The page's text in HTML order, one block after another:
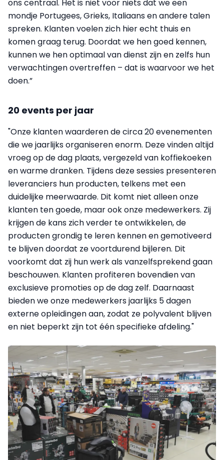
ons centraal. Het is niet voor niets dat we een
mondje Portugees, Grieks, Italiaans en andere talen
spreken. Klanten voelen zich hier echt thuis en
komen graag terug. Doordat we hen goed kennen,
kunnen we hen optimaal van dienst zijn en zelfs hun
verwachtingen overtreffen – dat is waarvoor we het
doen.”
20 events per jaar
"Onze klanten waarderen de circa 20 evenementen
die we jaarlijks organiseren enorm. Deze vinden altijd
vroeg op de dag plaats, vergezeld van koffiekoeken
en warme dranken. Tijdens deze sessies presenteren
leveranciers hun producten, telkens met een
duidelijke meerwaarde. Dit komt niet alleen onze
klanten ten goede, maar ook onze medewerkers. Zij
krijgen de kans zich verder te ontwikkelen, de
producten grondig te leren kennen en gemotiveerd
te blijven doordat ze voortdurend bijleren. Dit
voorkomt dat zij hun werk als vanzelfsprekend gaan
beschouwen. Klanten profiteren bovendien van
exclusieve promoties op de dag zelf. Daarnaast
bieden we onze medewerkers jaarlijks 5 dagen
externe opleidingen aan, zodat ze polyvalent blijven
en niet beperkt zijn tot één specifieke afdeling."